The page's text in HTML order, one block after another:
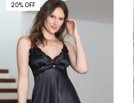
20% OFF